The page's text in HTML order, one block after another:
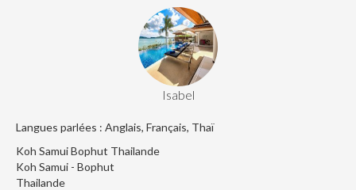
Isabel
Langues parlées : Anglais, Français, Thaï
Koh Samui Bophut Thailande
Koh Samui - Bophut
Thailande